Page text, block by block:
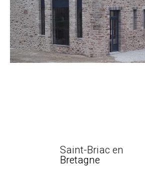
Saint-Briac en
Bretagne